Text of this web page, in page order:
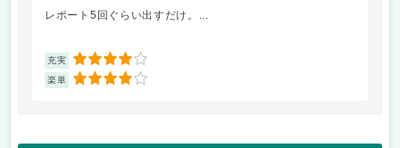
レポート5回ぐらい出すだけ。...
充実 4
楽単 4